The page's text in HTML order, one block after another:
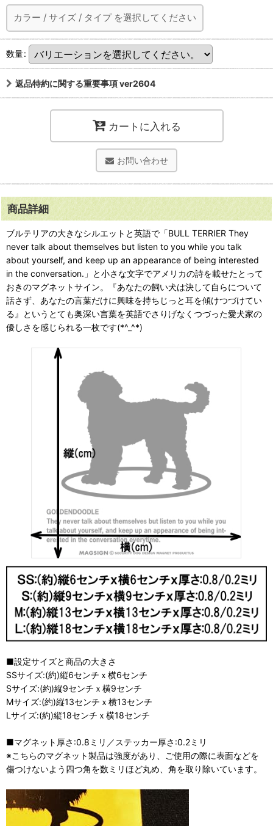
カラー / サイズ / タイプ を選択してください
数量:
返品特約に関する重要事項 ver2604
カートに入れる
お問い合わせ
商品詳細
ブルテリアの大きなシルエットと英語で「BULL TERRIER They
never talk about themselves but listen to you while you talk
about yourself, and keep up an appearance of being interested
in the conversation.」と小さな文字でアメリカの詩を載せたとって
おきのマグネットサイン。『あなたの飼い犬は決して自らについて
話さず、あなたの言葉だけに興味を持ちじっと耳を傾けつづけてい
る』というとても奥深い言葉を英語でさりげなくつづった愛犬家の
優しさを感じられる一枚です(*^_^*)
■設定サイズと商品の大きさ
SSサイズ:(約)縦6センチｘ横6センチ
Sサイズ:(約)縦9センチｘ横9センチ
Mサイズ:(約)縦13センチｘ横13センチ
Lサイズ:(約)縦18センチｘ横18センチ
■マグネット厚さ:0.8ミリ／ステッカー厚さ:0.2ミリ
※こちらのマグネット製品は強度があり、ご使用の際に表面などを
傷つけないよう四つ角を数ミリほど丸め、角を取り除いています。